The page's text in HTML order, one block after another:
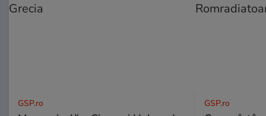
GSP.ro GSP.ro